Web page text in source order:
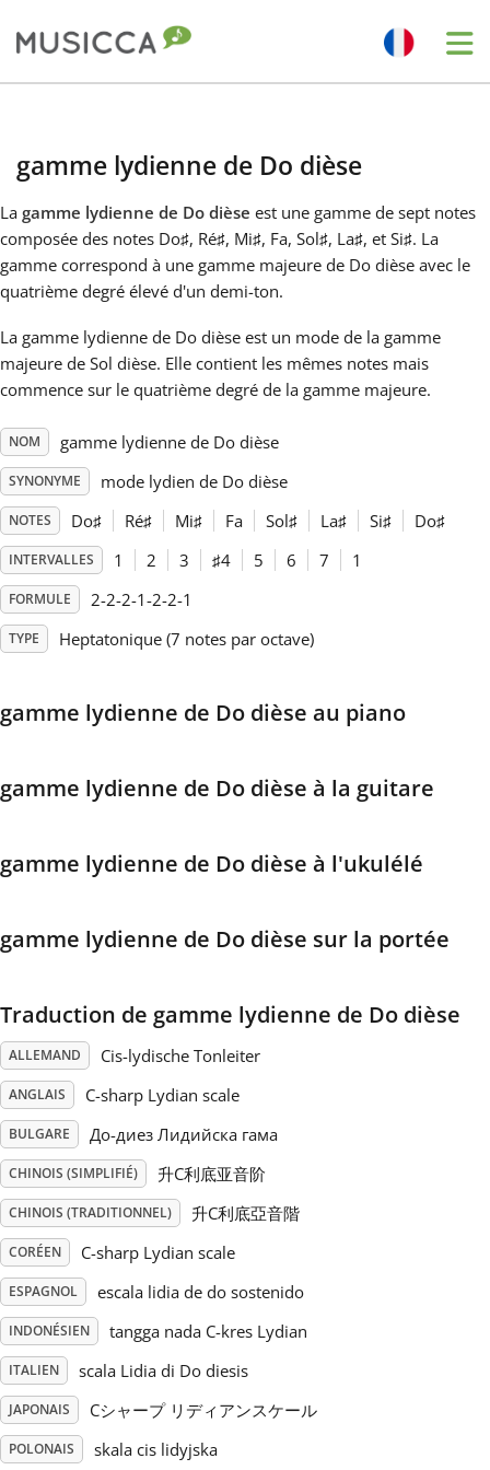
Български
English
Français
한국어
Polski
Português
Русский
Svenska
Tiếng Việt
Türkçe
Українська
简体中文
繁體中文
gamme lydienne de Do dièse
La gamme lydienne de Do dièse est une gamme de sept notes
composée des notes Do♯, Ré♯, Mi♯, Fa, Sol♯, La♯, et Si♯. La
gamme correspond à une gamme majeure de Do dièse avec le
quatrième degré élevé d'un demi-ton.
La gamme lydienne de Do dièse est un mode de la gamme
majeure de Sol dièse. Elle contient les mêmes notes mais
commence sur le quatrième degré de la gamme majeure.
NOM gamme lydienne de Do dièse
SYNONYME mode lydien de Do dièse
NOTES Do♯ Ré♯ Mi♯ Fa Sol♯ La♯ Si♯ Do♯
INTERVALLES 1 2 3 ♯4 5 6 7 1
FORMULE 2-2-2-1-2-2-1
TYPE Heptatonique (7 notes par octave)
gamme lydienne de Do dièse au piano
gamme lydienne de Do dièse à la guitare
gamme lydienne de Do dièse à l'ukulélé
gamme lydienne de Do dièse sur la portée
Traduction de gamme lydienne de Do dièse
ALLEMAND Cis-lydische Tonleiter
ANGLAIS C-sharp Lydian scale
BULGARE До-диез Лидийска гама
CHINOIS (SIMPLIFIÉ) 升C利底亚音阶
CHINOIS (TRADITIONNEL) 升C利底亞音階
CORÉEN C-sharp Lydian scale
ESPAGNOL escala lidia de do sostenido
INDONÉSIEN tangga nada C-kres Lydian
ITALIEN scala Lidia di Do diesis
JAPONAIS Cシャープ リディアンスケール
POLONAIS skala cis lidyjska